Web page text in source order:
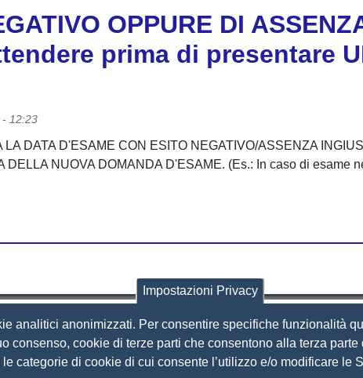
OPPURE DI
prima di presentare
12:23
DATA D'ESAME CON ESITO NEGATIVO/ASSENZA
DELLA NUOVA DOMANDA D'ESAME. (Es.: In caso di esame
di Brescia
Impostazioni Privacy
analitici anonimizzati. Per consentire specifiche funzionalità
consenso, cookie di terze parti che consentono alla terza
categorie di cookie di cui consente l’utilizzo e/o modificare le